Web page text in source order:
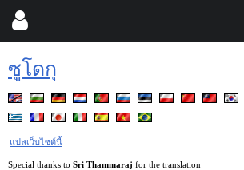
ซูโดกุ
แปลเว็บไซต์นี้
Special thanks to Sri Thammaraj for the translation